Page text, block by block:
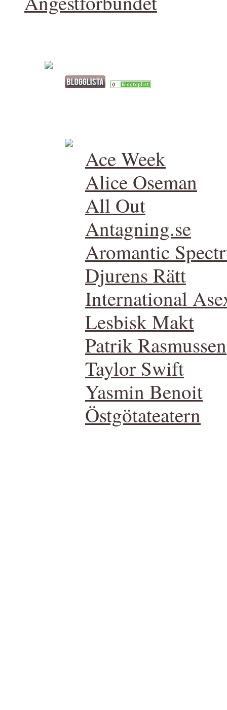
Ace Week
Alice Oseman
All Out
Antagning.se
Aromantic
Djurens Rätt
International
Lesbisk Makt
Patrik Rasmussen
Taylor Swift
Yasmin Benoit
Östgötateatern